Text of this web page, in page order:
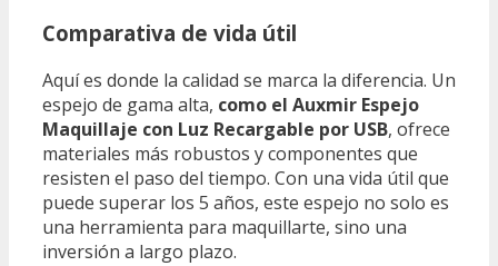
Comparativa de vida útil
Aquí es donde la calidad se marca la diferencia. Un
espejo de gama alta, como el Auxmir Espejo
Maquillaje con Luz Recargable por USB, ofrece
materiales más robustos y componentes que
resisten el paso del tiempo. Con una vida útil que
puede superar los 5 años, este espejo no solo es
una herramienta para maquillarte, sino una
inversión a largo plazo.